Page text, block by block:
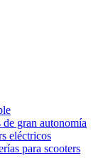
gran autonomía
eléctricos
para scooters